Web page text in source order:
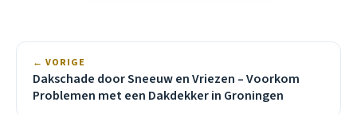
← VORIGE
Dakschade door Sneeuw en Vriezen – Voorkom
Problemen met een Dakdekker in Groningen